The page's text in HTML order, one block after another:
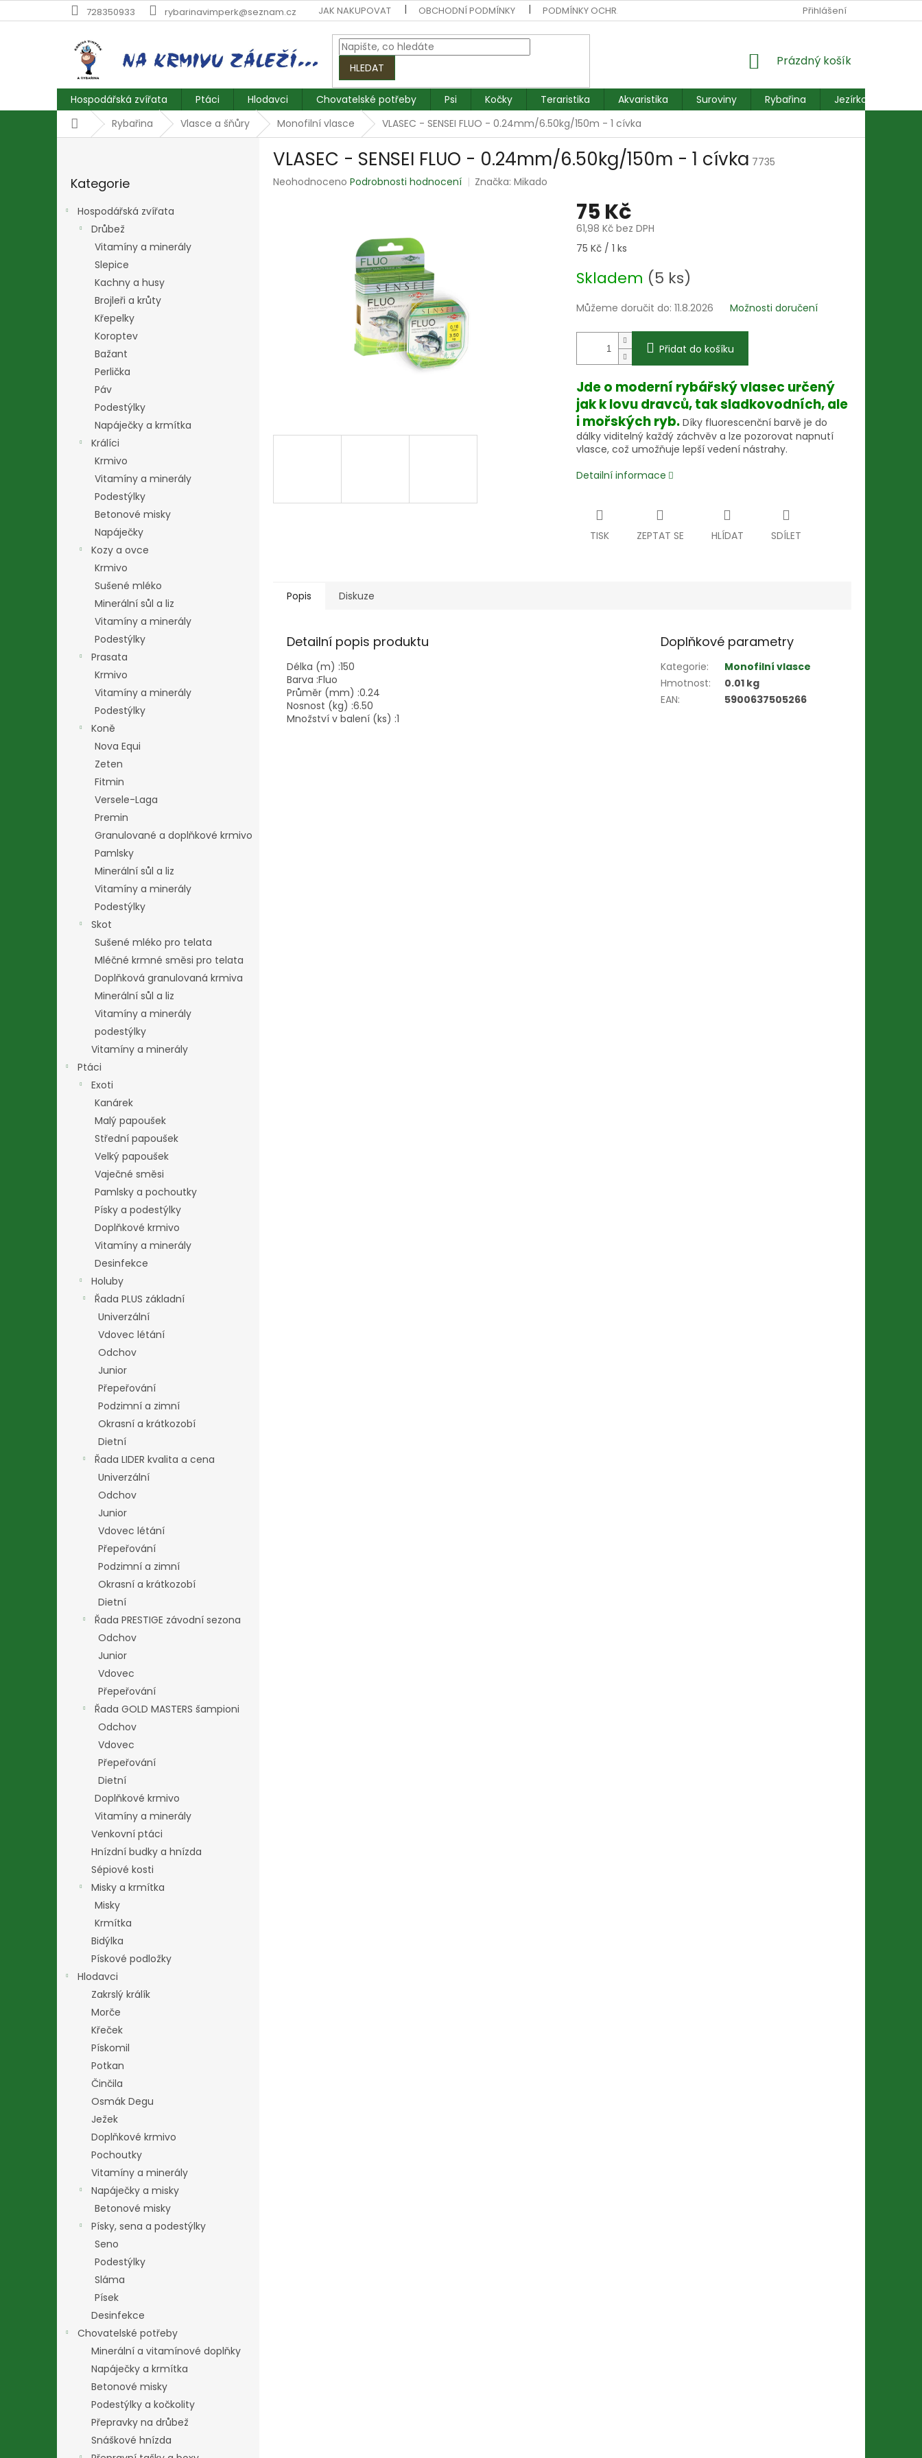
na
728350933 rybarinavimperk@seznam.cz JAK NAKUPOVAT OBCHODNÍ PODMÍNKY PODMÍNKY OCHRANY OSOBNÍCH ÚDAJŮ REKLAMACE FORMULÁŘ
Přihlášení
HLEDAT
NÁKUPNÍ
Prázdný košík
Hospodářská zvířata Ptáci Hlodavci Chovatelské potřeby Psi Kočky Teraristika Akvaristika Suroviny Rybařina
Jezírkové ryby
DomůRybařina Vlasce a šňůry Monofilní vlasce VLASEC - SENSEI FLUO - 0.24mm/6.50kg/150m - 1 cívka
kategorie
Kategorie
Hospodářská zvířata
Drůbež
Vitamíny a minerály
Slepice
Kachny a husy
Brojleři a krůty
Křepelky
Koroptev
Bažant
Perlička
Páv
Podestýlky
Napáječky a krmítka
Králíci
Krmivo
Vitamíny a minerály
Podestýlky
Betonové misky
Napáječky
Kozy a ovce
Krmivo
Sušené mléko
Minerální sůl a liz
Vitamíny a minerály
Podestýlky
Prasata
Krmivo
Vitamíny a minerály
Podestýlky
Koně
Nova Equi
Zeten
Fitmin
Versele-Laga
Premin
Granulované a doplňkové krmivo
Pamlsky
Minerální sůl a liz
Vitamíny a minerály
Podestýlky
Skot
Sušené mléko pro telata
Mléčné krmné směsi pro telata
Doplňková granulovaná krmiva
Minerální sůl a liz
Vitamíny a minerály
podestýlky
Vitamíny a minerály
Ptáci
Exoti
Kanárek
Malý papoušek
Střední papoušek
Velký papoušek
Vaječné směsi
Pamlsky a pochoutky
Písky a podestýlky
Doplňkové krmivo
Vitamíny a minerály
Desinfekce
Holuby
Řada PLUS základní
Univerzální
Vdovec létání
Odchov
Junior
Přepeřování
Podzimní a zimní
Okrasní a krátkozobí
Dietní
Řada LIDER kvalita a cena
Univerzální
Odchov
Junior
Vdovec létání
Přepeřování
Podzimní a zimní
Okrasní a krátkozobí
Dietní
Řada PRESTIGE závodní sezona
Odchov
Junior
Vdovec
Přepeřování
Řada GOLD MASTERS šampioni
Odchov
Vdovec
Přepeřování
Dietní
Doplňkové krmivo
Vitamíny a minerály
Venkovní ptáci
Hnízdní budky a hnízda
Sépiové kosti
Misky a krmítka
Misky
Krmítka
Bidýlka
Pískové podložky
Hlodavci
Zakrslý králík
Morče
Křeček
Pískomil
Potkan
Činčila
Osmák Degu
Ježek
Doplňkové krmivo
Pochoutky
Vitamíny a minerály
Napáječky a misky
Betonové misky
Písky, sena a podestýlky
Seno
Podestýlky
Sláma
Písek
Desinfekce
Chovatelské potřeby
Minerální a vitamínové doplňky
Napáječky a krmítka
Betonové misky
Podestýlky a kočkolity
Přepravky na drůbež
Snáškové hnízda
VLASEC - SENSEI FLUO - 0.24mm/6.50kg/150m - 1 cívka 7735
Průměrné
Neohodnoceno Podrobnosti hodnocení Značka:Mikado
75 Kč
61,98 Kč bez DPH
Měrná
75 Kč / 1 ks
Skladem (5 ks)
Můžeme doručit do: 11.8.2026 Možnosti doručení
Přidat do košíku
Jde o moderní rybářský vlasec určený
jak k lovu dravců, tak sladkovodních, ale
i mořských ryb.Díky fluorescenční barvě je do
dálky viditelný každý záchvěv a lze pozorovat napnutí
vlasce, což umožňuje lepší vedení nástrahy.
Detailní informace
TISK ZEPTAT SE HLÍDAT SDÍLET
Popis Diskuze
Detailní popis produktu
Délka (m) :150
Barva :Fluo
Průměr (mm) :0.24
Nosnost (kg) :6.50
Množství v balení (ks) :1
Doplňkové parametry
Kategorie:
Monofilní vlasce
Hmotnost:
0.01 kg
EAN: 5900637505266